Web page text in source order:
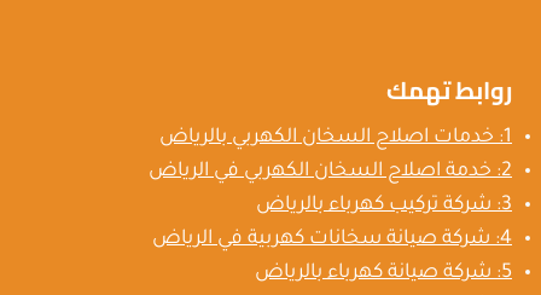
روابط تهمك
1: خدمات اصلاح السخان الكهربي بالرياض
2: خدمة اصلاح السخان الكهربي في الرياض
3: شركة تركيب كهرباء بالرياض
4: شركة صيانة سخانات كهربية في الرياض
5: شركة صيانة كهرباء بالرياض